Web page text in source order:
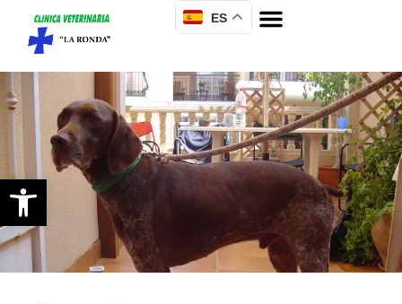
Abrir barra de herramientas
ES